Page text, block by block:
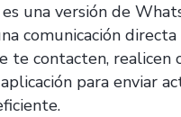
una versión de
comunicación
te contacten, realicen
para enviar